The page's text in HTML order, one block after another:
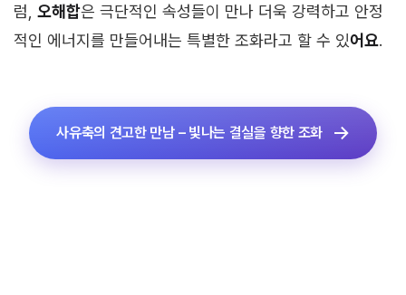
럼, 오해합은 극단적인 속성들이 만나 더욱 강력하고 안정
적인 에너지를 만들어내는 특별한 조화라고 할 수 있어요.
사유축의 견고한 만남 – 빛나는 결실을 향한 조화